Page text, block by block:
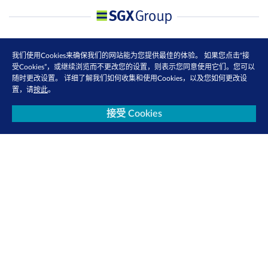
我们使用Cookies来确保我们的网站能为您提供最佳的体验。 如果您点击“接
受Cookies”，或继续浏览而不更改您的设置，则表示您同意使用它们。您可以
随时更改设置。 详细了解我们如何收集和使用Cookies，以及您如何更改设
置，请按此。
接受 Cookies